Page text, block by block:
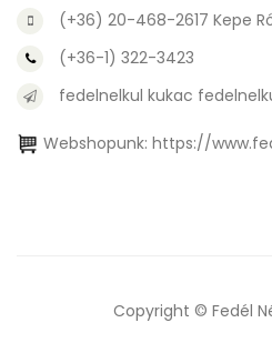
(+36) 20-468-2617 Kepe
(+36-1) 322-3423
fedelnelkul kukac
Webshopunk: https://
Copyright © Fedél